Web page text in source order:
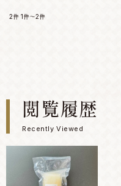
2件 1件～2件
閲覧履歴
Recently Viewed